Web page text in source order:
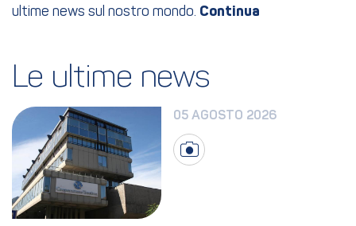
ultime news sul nostro mondo.
Le ultime news
05 AGOSTO 2026